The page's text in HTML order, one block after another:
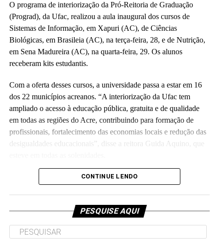
O programa de interiorização da Pró-Reitoria de Graduação
(Prograd), da Ufac, realizou a aula inaugural dos cursos de
Sistemas de Informação, em Xapuri (AC), de Ciências
Biológicas, em Brasileia (AC), na terça-feira, 28, e de Nutrição,
em Sena Madureira (AC), na quarta-feira, 29. Os alunos
receberam kits estudantis.
Com a oferta desses cursos, a universidade passa a estar em 16
dos 22 municípios acreanos. “A interiorização da Ufac tem
ampliado o acesso à educação pública, gratuita e de qualidade
em todas as regiões do Acre, contribuindo para formação de
profissionais, fortalecimento das economias locais e redução das
desigualdades educacionais”, disse a reitora Guida Aquino, que
Em Xapuri e Brasileia, também participaram dos eventos a pró-
contou com a presença do diretor do CCET, Macilon Araújo
CONTINUE LENDO
PESQUISE AQUI